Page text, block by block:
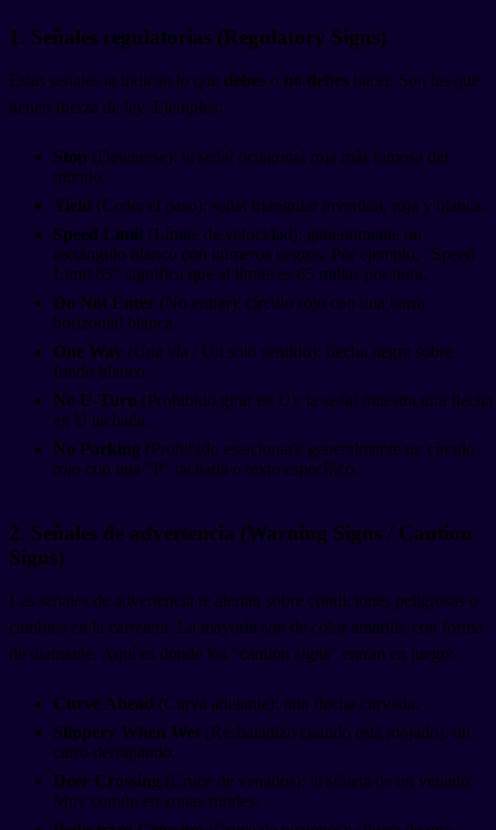
1. Señales regulatorias (Regulatory Signs)
Estas señales te indican lo que debes o no debes hacer. Son las que
tienen fuerza de ley. Ejemplos:
Stop (Detenerse): la señal octagonal roja más famosa del
mundo.
Yield (Ceder el paso): señal triangular invertida, roja y blanca.
Speed Limit (Límite de velocidad): generalmente un
rectángulo blanco con números negros. Por ejemplo, "Speed
Limit 65" significa que el límite es 65 millas por hora.
Do Not Enter (No entrar): círculo rojo con una barra
horizontal blanca.
One Way (Una vía / Un solo sentido): flecha negra sobre
fondo blanco.
No U-Turn (Prohibido girar en U): la señal muestra una flecha
en U tachada.
No Parking (Prohibido estacionar): generalmente un círculo
rojo con una "P" tachada o texto específico.
2. Señales de advertencia (Warning Signs / Caution
Signs)
Las señales de advertencia te alertan sobre condiciones peligrosas o
cambios en la carretera. La mayoría son de color amarillo con forma
de diamante. Aquí es donde los "caution signs" entran en juego:
Curve Ahead (Curva adelante): una flecha curvada.
Slippery When Wet (Resbaladizo cuando está mojado): un
carro derrapando.
Deer Crossing (Cruce de venados): la silueta de un venado.
Muy común en zonas rurales.